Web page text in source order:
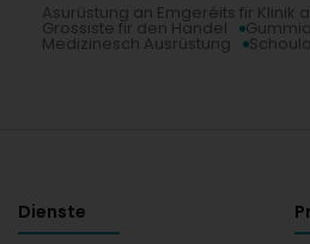
Asurüstung an Emgeréits fir Klinik
Grossiste fir den Handel
Medizinesch Ausrüstung
Dienste